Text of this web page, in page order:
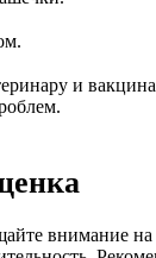
и
внимание на